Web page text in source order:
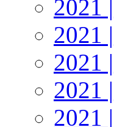
2021
2021
2021
2021
2021